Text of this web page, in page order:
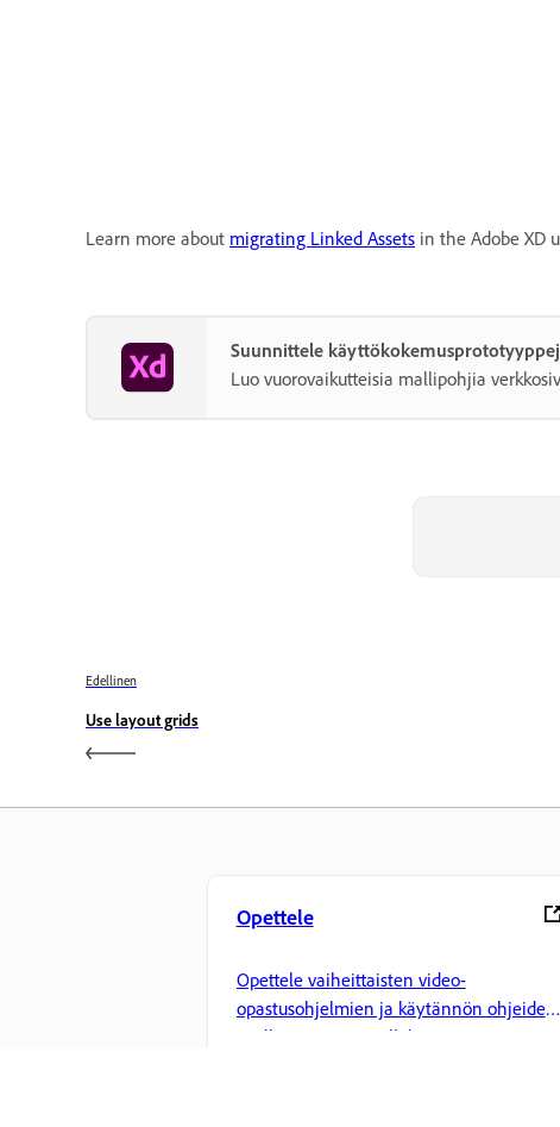
Learn more about migrating Linked Assets in the Adobe XD
Suunnittele
Luo vuorovaikutteisia mallipohjia
Edellinen
Use layout grids
Opettele
Opettele vaiheittaisten video-
opastusohjelmien ja käytännön ohjeiden
avulla suoraan sovelluksessa.